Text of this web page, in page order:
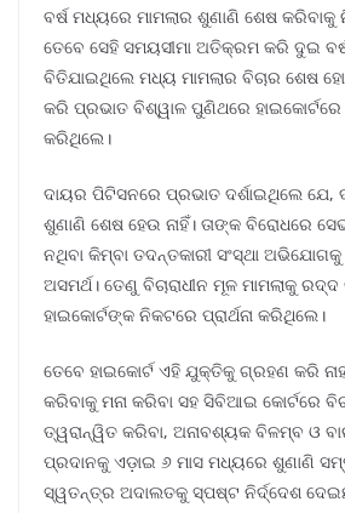
ବର୍ଷ ମଧ୍ୟରେ ମାମଲାର ଶୁଣାଣି ଶେଷ କରିବାକୁ
ତେବେ ସେହି ସମୟସୀମା ଅତିକ୍ରମ କରି ଦୁଇ
ବିତିଯାଇଥିଲେ ମଧ୍ୟ ମାମଲାର ବିଚାର ଶେଷ
କରି ପ୍ରଭାତ ବିଶ୍ୱାଳ ପୁଣିଥରେ
କରିଥିଲେ।
ଦାୟର ପିଟିସନରେ ପ୍ରଭାତ ଦର୍ଶାଇଥିଲେ ଯେ,
ଶୁଣାଣି ଶେଷ ହେଉ ନାହିଁ। ତାଙ୍କ ବିରୋଧରେ
ନଥିବା କିମ୍ବା ତଦନ୍ତକାରୀ ସଂସ୍ଥା
ଅସମର୍ଥ। ତେଣୁ ବିଚାରାଧୀନ ମୂଳ ମାମଲାକୁ
ହାଇକୋର୍ଟଙ୍କ ନିକଟରେ ପ୍ରାର୍ଥନା କରିଥିଲେ।
ତେବେ ହାଇକୋର୍ଟ ଏହି ଯୁକ୍ତିକୁ ଗ୍ରହଣ କରି
କରିବାକୁ ମନା କରିବା ସହ ସିବିଆଇ କୋର୍ଟରେ
ତ୍ୱରାନ୍ୱିତ କରିବା, ଅନାବଶ୍ୟକ ବିଳମ୍ବ ଓ
ପ୍ରଦାନକୁ ଏଡ଼ାଇ ୬ ମାସ ମଧ୍ୟରେ ଶୁଣାଣି
ସ୍ୱତନ୍ତ୍ର ଅଦାଲତକୁ ସ୍ପଷ୍ଟ ନିର୍ଦ୍ଦେଶ